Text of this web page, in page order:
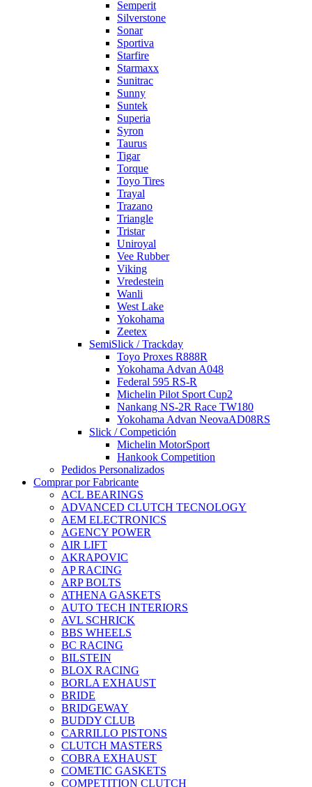
Semperit
Silverstone
Sonar
Sportiva
Starfire
Starmaxx
Sunitrac
Sunny
Suntek
Superia
Syron
Taurus
Tigar
Torque
Toyo Tires
Trayal
Trazano
Triangle
Tristar
Uniroyal
Vee Rubber
Viking
Vredestein
Wanli
West Lake
Yokohama
Zeetex
SemiSlick / Trackday
Toyo Proxes R888R
Yokohama Advan A048
Federal 595 RS-R
Michelin Pilot Sport Cup2
Nankang NS-2R Race TW180
Yokohama Advan NeovaAD08RS
Slick / Competición
Michelin MotorSport
Hankook Competition
Pedidos Personalizados
Comprar por Fabricante
ACL BEARINGS
ADVANCED CLUTCH TECNOLOGY
AEM ELECTRONICS
AGENCY POWER
AIR LIFT
AKRAPOVIC
AP RACING
ARP BOLTS
ATHENA GASKETS
AUTO TECH INTERIORS
AVL SCHRICK
BBS WHEELS
BC RACING
BILSTEIN
BLOX RACING
BORLA EXHAUST
BRIDE
BRIDGEWAY
BUDDY CLUB
CARRILLO PISTONS
CLUTCH MASTERS
COBRA EXHAUST
COMETIC GASKETS
COMPETITION CLUTCH